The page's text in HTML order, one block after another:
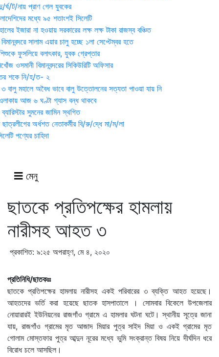
ট/নায় প্রাণ গেল যুবকের
মধ্যে ৯৫ শতাংশই সিলেটি
ইজারা না হওয়ায় সরকারের লক্ষ লক্ষ টাকা রাজস্ব বঞ্চিত
সালাম এয়ার চালু হচ্ছে ১লা সেপ্টেম্বর হতে
ফুসলিয়ে বলাৎকার, যুবক গ্রেপ্তার
ওসমানী বিমানবন্দরের সিকিউরিটি অফিসার
শকে নি/হ/ত- ২
বালু মহালে অবৈধ ভাবে বালু উত্তোলনের সত্যতা পাওয়া যায় নি
আজ ৬ ঘণ্টা গ্যাস বন্ধ থাকবে
সুমনের জামিন স্থগিত
ছাত্রলীগের অর্ধশত নেতাকর্মীর বি/রু/দ্ধে মা/ম/লা
পণ্যের চাহিদা
মেনু
ছাতকে প্রতিপক্ষের হামলায়
নারীসহ আহত ৩
প্রকাশিত: ৯:২৫ অপরাহ্ণ, মে ৪, ২০২০
প্রতিনিধি/ছাতকঃঃ
ছাতকে প্রতিপক্ষের হামলায় নারীসহ একই পরিবারের ৩ ব্যক্তি আহত হয়েছে।
আহতদের ভর্তি করা হয়েছে ছাতক হাসপাতালে । সোমবার বিকেলে উপজেলার
নোয়ারারই ইউনিয়নের রাজগাঁও গ্রামে এ হামলার ঘটনা ঘটে। স্থানীয় সূত্রে জানা
যায়, রাজগাঁও গ্রামের মৃত আজাদ মিয়ার পুত্র সাইদ মিয়া ও একই গ্রামের মৃত
গোলাম মোস্তফার পুত্র আব্দুন নূরের মধ্যে ভুমি সংক্রান্ত বিষয় নিয়ে দীর্ঘদিন ধরে
বিরোধ চলে আসছিল।